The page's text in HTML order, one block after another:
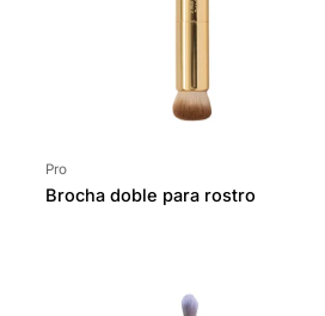
Proveedor:
Pro
Brocha doble para rostro